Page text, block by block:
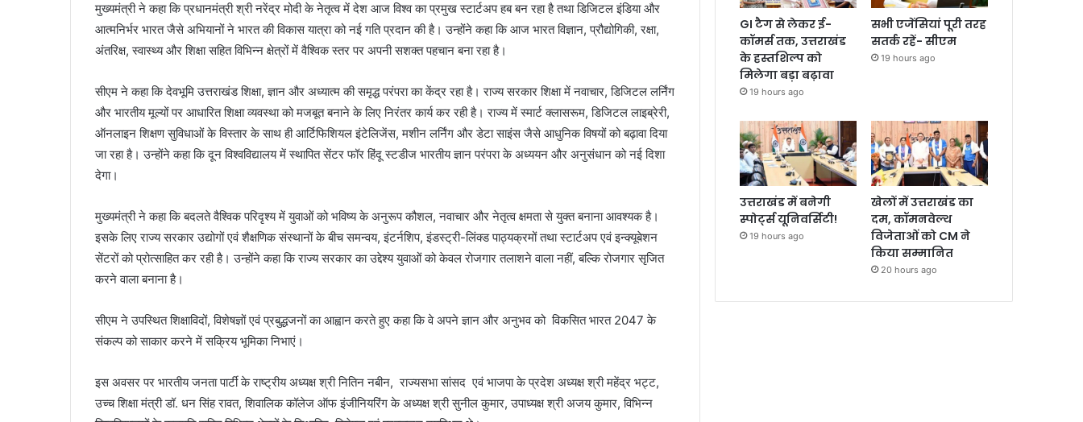
मुख्यमंत्री ने कहा कि प्रधानमंत्री श्री नरेंद्र मोदी के नेतृत्व में देश आज विश्व का प्रमुख स्टार्टअप हब बन रहा है तथा डिजिटल इंडिया और
आत्मनिर्भर भारत जैसे अभियानों ने भारत की विकास यात्रा को नई गति प्रदान की है। उन्होंने कहा कि आज भारत विज्ञान, प्रौद्योगिकी, रक्षा,
अंतरिक्ष, स्वास्थ्य और शिक्षा सहित विभिन्न क्षेत्रों में वैश्विक स्तर पर अपनी सशक्त पहचान बना रहा है।
सीएम ने कहा कि देवभूमि उत्तराखंड शिक्षा, ज्ञान और अध्यात्म की समृद्ध परंपरा का केंद्र रहा है। राज्य सरकार शिक्षा में नवाचार, डिजिटल लर्निंग
और भारतीय मूल्यों पर आधारित शिक्षा व्यवस्था को मजबूत बनाने के लिए निरंतर कार्य कर रही है। राज्य में स्मार्ट क्लासरूम, डिजिटल लाइब्रेरी,
ऑनलाइन शिक्षण सुविधाओं के विस्तार के साथ ही आर्टिफिशियल इंटेलिजेंस, मशीन लर्निंग और डेटा साइंस जैसे आधुनिक विषयों को बढ़ावा दिया
जा रहा है। उन्होंने कहा कि दून विश्वविद्यालय में स्थापित सेंटर फॉर हिंदू स्टडीज भारतीय ज्ञान परंपरा के अध्ययन और अनुसंधान को नई दिशा
देगा।
मुख्यमंत्री ने कहा कि बदलते वैश्विक परिदृश्य में युवाओं को भविष्य के अनुरूप कौशल, नवाचार और नेतृत्व क्षमता से युक्त बनाना आवश्यक है।
इसके लिए राज्य सरकार उद्योगों एवं शैक्षणिक संस्थानों के बीच समन्वय, इंटर्नशिप, इंडस्ट्री-लिंक्ड पाठ्यक्रमों तथा स्टार्टअप एवं इन्क्यूबेशन
सेंटरों को प्रोत्साहित कर रही है। उन्होंने कहा कि राज्य सरकार का उद्देश्य युवाओं को केवल रोजगार तलाशने वाला नहीं, बल्कि रोजगार सृजित
करने वाला बनाना है।
सीएम ने उपस्थित शिक्षाविदों, विशेषज्ञों एवं प्रबुद्धजनों का आह्वान करते हुए कहा कि वे अपने ज्ञान और अनुभव को विकसित भारत 2047 के
संकल्प को साकार करने में सक्रिय भूमिका निभाएं।
इस अवसर पर भारतीय जनता पार्टी के राष्ट्रीय अध्यक्ष श्री नितिन नबीन, राज्यसभा सांसद एवं भाजपा के प्रदेश अध्यक्ष श्री महेंद्र भट्ट,
उच्च शिक्षा मंत्री डॉ. धन सिंह रावत, शिवालिक कॉलेज ऑफ इंजीनियरिंग के अध्यक्ष श्री सुनील कुमार, उपाध्यक्ष श्री अजय कुमार, विभिन्न
GI टैग से लेकर ई-
कॉमर्स तक, उत्तराखंड
के हस्तशिल्प को
मिलेगा बड़ा बढ़ावा
19 hours ago
सभी एजेंसियां पूरी तरह
सतर्क रहें- सीएम
19 hours ago
उत्तराखंड में बनेगी
स्पोर्ट्स यूनिवर्सिटी!
19 hours ago
खेलों में उत्तराखंड का
दम, कॉमनवेल्थ
विजेताओं को CM ने
किया सम्मानित
20 hours ago